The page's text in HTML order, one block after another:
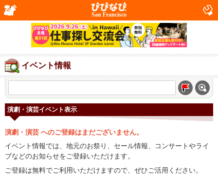
San Francisco
イベント情報
演劇・演芸イベント表示
演劇・演芸 へのご登録はまだございません。
イベント情報では、地元のお祭り、セール情報、コンサートやライ
ブなどのお知らせをご登録いただけます。
ご登録は無料でご利用いただけますので、ぜひご活用ください。